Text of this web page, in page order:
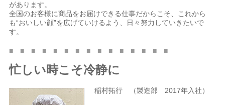
があります。
全国のお客様に商品をお届けできる仕事だからこそ、これから
も“おいしい顔”を広げていけるよう、日々努力していきたいで
す。
■ ■ ■ ■ ■ ■ ■ ■ ■ ■ ■ ■ ■ ■ ■
忙しい時こそ冷静に
稲村拓行 （製造部 2017年入社）